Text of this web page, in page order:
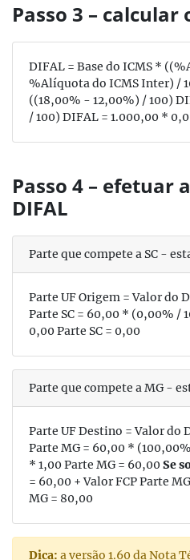
Passo 3 – calcular
DIFAL = Base do ICMS *
%Alíquota do ICMS Inter) /
((18,00% - 12,00%) / 100)
/ 100) DIFAL = 1.000,00 *
Passo 4 – efetuar
DIFAL
Parte que compete a SC -
Parte UF Origem = Valor do
Parte SC = 60,00 * (0,00% /
0,00Parte SC = 0,00
Parte que compete aMG -
Parte UF Destino = Valor do
Parte MG = 60,00 * (100,00
* 1,00Parte MG = 60,00Se
= 60,00 + Valor FCP Parte MG
MG = 80,00
Dica: a versão 1.60 da Nota